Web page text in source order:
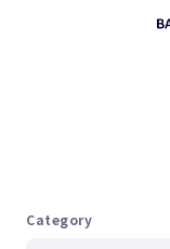
Category